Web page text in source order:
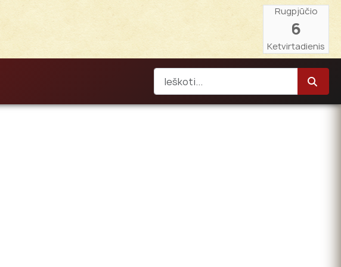
Rugpjūčio
6
Ketvirtadienis